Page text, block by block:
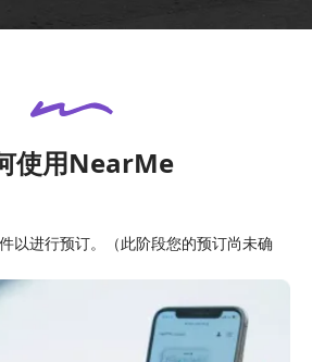
使用NearMe
以进行预订。（此阶段您的预订尚未确